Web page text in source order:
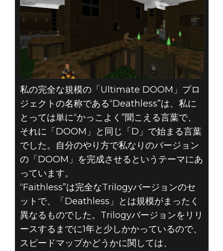
私の完全な規模の「Ultimate DOOM」プロ
ジェクトの名称である“Deathless”は、私に
とっては単に“かっこよく”聞こえる言葉で、
それに「DOOM」と同じ「D」で始まる言葉
でした。自分のやり方で私なりのバージョン
の「DOOM」を完成させるというテーマにあ
っています。
“Faithless”は完全なTrilogyバージョンのセ
ットで、「Deathless」とは規模がまったく
異なるものでした。Trilogyバージョンをリリ
ースするまでに1年と少しかかっているので、
スピードマップかどうかに関しては、